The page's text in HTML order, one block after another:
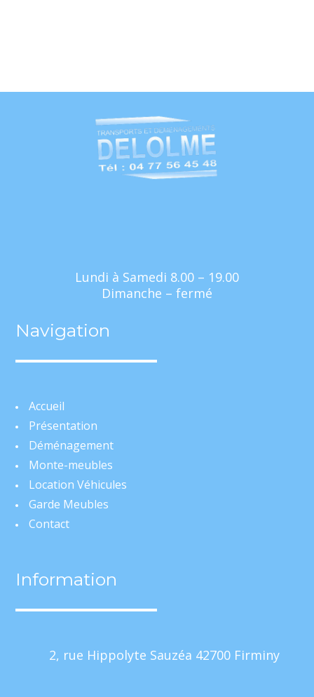
Lundi à Samedi 8.00 – 19.00
Dimanche – fermé
Navigation
Accueil
Présentation
Déménagement
Monte-meubles
Location Véhicules
Garde Meubles
Contact
Information
2, rue Hippolyte Sauzéa 42700 Firminy